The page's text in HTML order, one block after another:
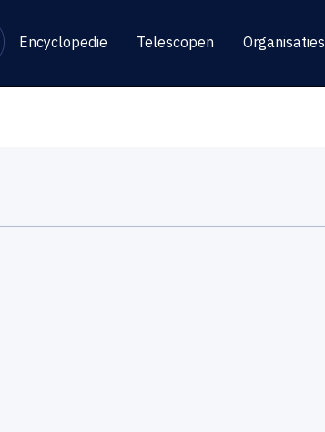
Encyclopedie Telescopen Organisaties